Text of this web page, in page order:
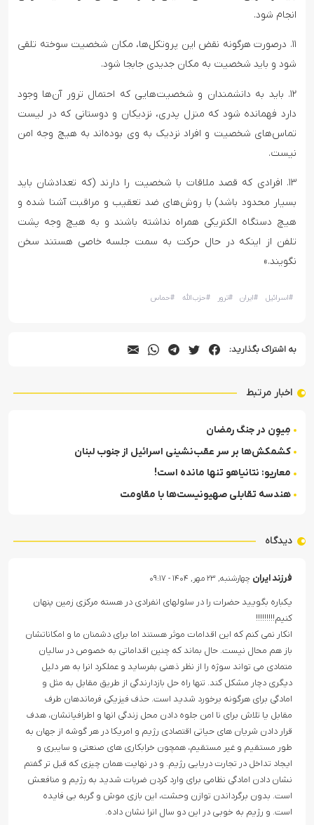
انجام شود.
۱۱. درصورت هرگونه نقض این پروتکل‌ها، مکان شخصیت سوخته تلقی
شود و باید شخصیت به مکان جدیدی جابجا شود.
۱۲. باید به دانشمندان و شخصیت‌هایی که احتمال ترور آن‌ها وجود
دارد فهمانده شود که منزل پدری، نزدیکان و دوستانی که در لیست
تماس‌های شخصیت و افراد نزدیک به وی بوده‌اند به هیچ وجه امن
نیست.
۱۳. افرادی که قصد ملاقات با شخصیت را دارند (که تعدادشان باید
بسیار محدود باشد) با روش‌های ضد تعقیب و مراقبت آشنا شده و
هیچ دستگاه الکتریکی همراه نداشته باشند و به هیچ وجه پشت
تلفن از اینکه در حال حرکت به سمت جلسه خاصی هستند سخن‌
نگویند.»
#اسرائیل #ایران #ترور #حزب‌الله #حماس
به اشتراک بگذارید:
اخبار مرتبط
مِیوِن در جنگ رمضان
کشمکش‌ها بر سر عقب‌نشینی اسرائیل از جنوب لبنان
معاریو: نتانیاهو تنها مانده است!
هندسه تقابلی صهیونیست‌ها با مقاومت
دیدگاه
فرزند ایران چهارشنبه, ۲۳ مهر, ۱۴۰۴ - ۰۹:۱۷
یکباره بگویید حضرات را در سلولهای انفرادی در هسته مرکزی زمین پنهان
کنیم!!!!!!!!!
انکار نمی کنم که این اقدامات موثر هستند اما برای دشمنان ما و امکاناتشان
باز هم محال نیست. حال بماند که چنین اقداماتی به خصوص در سالیان
متمادی می تواند سوژه را از نظر ذهنی بفرساید و عملکرد انرا به هر دلیل
دیگری دچار مشکل کند. تنها راه حل بازدارندگی از طریق مقابل به مثل و
امادگی برای هرگونه برخورد شدید است. حذف فیزیکی فرماندهان طرف
مقابل یا تلاش برای نا امن جلوه دادن محل زندگی انها و اطرافیانشان، هدف
قرار دادن شریان های حیاتی اقتصادی رژیم و امریکا در هر گوشه از جهان به
طور مستقیم و غیر مستقیم، همچون خرابکاری های صنعتی و سایبری و
ایجاد تداخل در تجارت دریایی رژیم. و در نهایت همان چیزی که قبل تر گفتم
نشان دادن امادگی نظامی برای وارد کردن ضربات شدید به رژیم و منافعش
است. بدون برگرداندن توازن وحشت، این بازی موش و گربه بی فایده
است. و رژیم به خوبی در این دو سال انرا نشان داده.